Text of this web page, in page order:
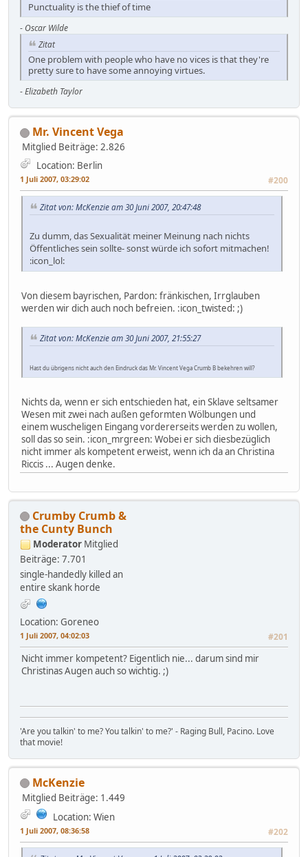
Punctuality is the thief of time
- Oscar Wilde
Zitat
One problem with people who have no vices is that they're
pretty sure to have some annoying virtues.
-Elizabeth Taylor
Mr. Vincent Vega
Mitglied Beiträge: 2.826
Location: Berlin
1 Juli 2007, 03:29:02 #200
Zitat von: McKenzie am 30 Juni 2007, 20:47:48
Zu dumm, das Sexualität meiner Meinung nach nichts
Öffentliches sein sollte- sonst würde ich sofort mitmachen!
:icon_lol:
Von diesem bayrischen, Pardon: fränkischen, Irrglauben
werden wir dich auch noch befreien. :icon_twisted: ;)
Zitat von: McKenzie am 30 Juni 2007, 21:55:27
Hast du übrigens nicht auch den Eindruck das Mr. Vincent Vega Crumb B bekehren will?
Nichts da, wenn er sich entschieden hat, ein Sklave seltsamer
Wesen mit zwei nach außen geformten Wölbungen und
einem wuscheligen Eingang vordererseits werden zu wollen,
soll das so sein. :icon_mrgreen: Wobei er sich diesbezüglich
nicht immer als kompetent erweist, wenn ich da an Christina
Riccis ... Augen denke.
Crumby Crumb &
the Cunty Bunch
Moderator Mitglied
Beiträge: 7.701
single-handedly killed an
entire skank horde
Location: Goreneo
1 Juli 2007, 04:02:03 #201
Nicht immer kompetent? Eigentlich nie... darum sind mir
Christinas Augen auch so wichtig. ;)
'Are you talkin' to me? You talkin' to me?' - Raging Bull, Pacino. Love
that movie!
McKenzie
Mitglied Beiträge: 1.449
Location: Wien
1 Juli 2007, 08:36:58 #202